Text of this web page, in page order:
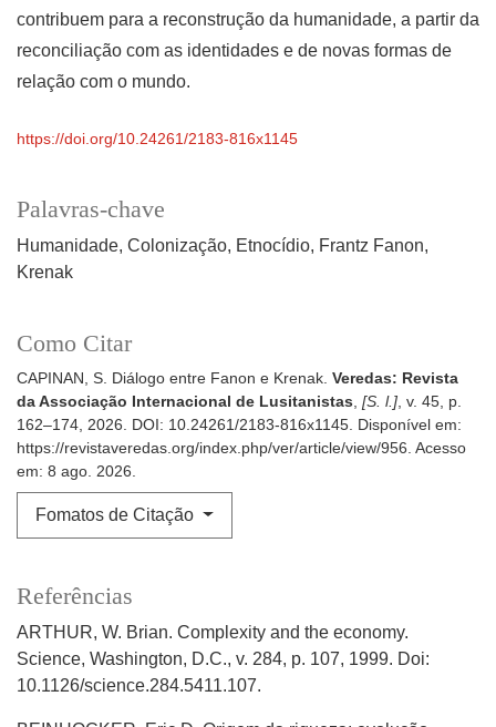
Palavras-chave
Humanidade Colonização Etnocídio Frantz Fanon
Krenak
Como Citar
CAPINAN, S. Diálogo entre Fanon e Krenak. Veredas: Revista
da Associação Internacional de Lusitanistas, [S. l.], v. 45, p.
162–174, 2026. DOI: 10.24261/2183-816x1145. Disponível em:
https://revistaveredas.org/index.php/ver/article/view/956. Acesso
em: 8 ago. 2026.
Fomatos de Citação
contribuem para a reconstrução da humanidade, a partir da
reconciliação com as identidades e de novas formas de
relação com o mundo.
https://doi.org/10.24261/2183-816x1145
Referências
ARTHUR, W. Brian. Complexity and the economy.
Science, Washington, D.C., v. 284, p. 107, 1999. Doi:
10.1126/science.284.5411.107.